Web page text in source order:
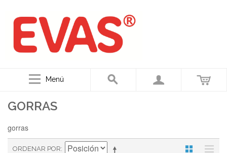
Menú
GORRAS
gorras
ORDENAR POR